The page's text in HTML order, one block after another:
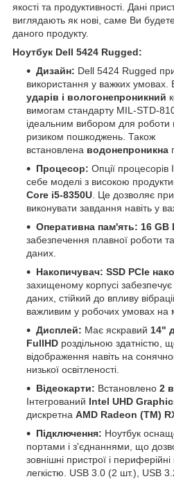
якості та продуктивності. Дані
виглядають як нові, саме Ви
даного продукту.
Ноутбук Dell 5424 Rugged:
Дизайн: Dell 5424 Rugged
використання у важких умовах.
ударів і вологонепроникний
вимогам стандарту MIL-STD-
ідеальним вибором для роботи
ризиком пошкоджень. Також
встановлена водонепроникна
Процесор: Опції
себе моделі з високою
Core i5-8350U . Це дозволяє
виконувати завдання навіть у
Оперативна пам'ять: 16 GB
забезпечення плавної роботи
даних.
Накопичувач: SSD PCIe
захищеному корпусі
даних, стійкий до впливу
важливим у робочих умовах на
Дисплей: Має яскравий 14"
FullHD роздільною здатністю,
відображення навіть на
низької освітленості.
Відеокарти: Встановлено 2
Інтегрований Intel UHD
дискретна AMD Radeon (TM)
Підключення: Ноутбук
портами і з'єднаннями, що
зовнішні пристрої і периферійні
легкістю. USB 3.0 (2 шт.), USB